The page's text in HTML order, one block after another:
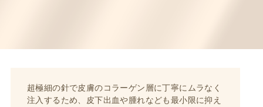
超極細の針で皮膚のコラーゲン層に丁寧にムラなく
注入するため、皮下出血や腫れなども最小限に抑え